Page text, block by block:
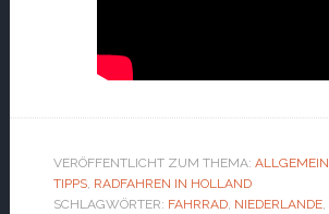
VERÖFFENTLICHT ZUM THEMA: ALLGEMEIN
TIPPS, RADFAHREN IN HOLLAND
SCHLAGWÖRTER: FAHRRAD, NIEDERLANDE,